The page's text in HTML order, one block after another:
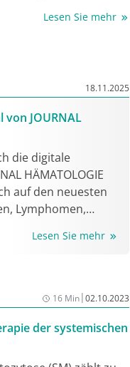
die chronische
und die Prognose
2 Jahre) häufig
zu anhaltenden
molekularen
Lesen Sie mehr
18.11.2025
von JOURNAL
die digitale
HÄMATOLOGIE
auf den neuesten
Lymphomen,
Lesen Sie mehr
16 Min|02.10.2023
der systemischen